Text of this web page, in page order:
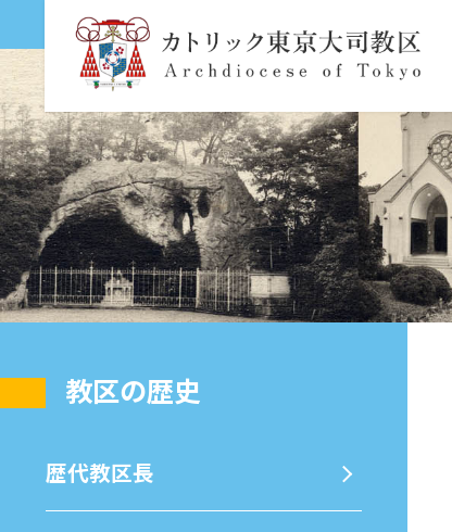
教区の歴史
歴代教区⻑